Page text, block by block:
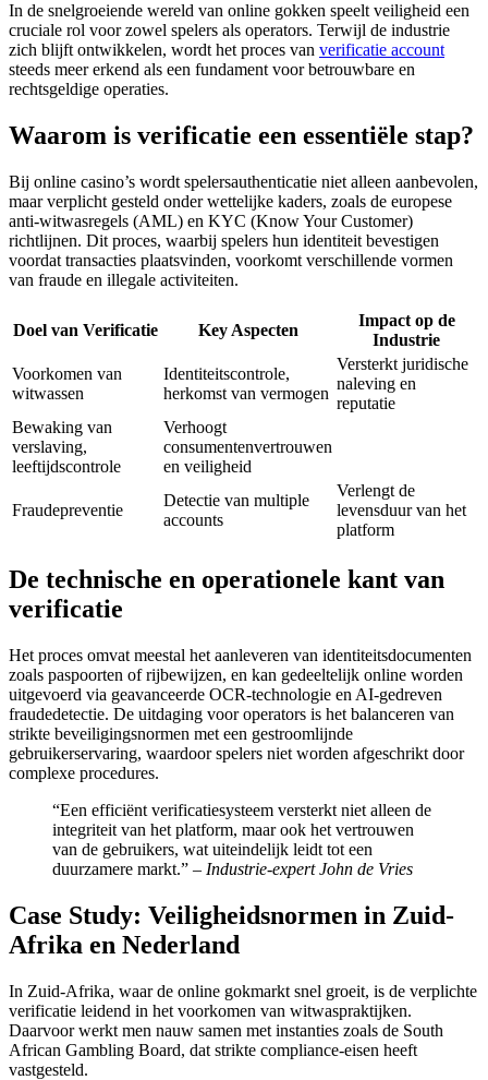
In de snelgroeiende wereld van online gokken speelt veiligheid een
cruciale rol voor zowel spelers als operators. Terwijl de industrie
zich blijft ontwikkelen, wordt het proces van verificatie account
steeds meer erkend als een fundament voor betrouwbare en
rechtsgeldige operaties.
Waarom is verificatie een essentiële stap?
Bij online casino’s wordt spelersauthenticatie niet alleen aanbevolen,
maar verplicht gesteld onder wettelijke kaders, zoals de europese
anti-witwasregels (AML) en KYC (Know Your Customer)
richtlijnen. Dit proces, waarbij spelers hun identiteit bevestigen
voordat transacties plaatsvinden, voorkomt verschillende vormen
van fraude en illegale activiteiten.
Doel van Verificatie Key Aspecten
Impact op de
Industrie
Voorkomen van
witwassen
Identiteitscontrole,
herkomst van vermogen
Versterkt juridische
naleving en
reputatie
Bewaking van
verslaving,
leeftijdscontrole
Verhoogt
consumentenvertrouwen
en veiligheid
Fraudepreventie
Detectie van multiple
accounts
Verlengt de
levensduur van het
platform
De technische en operationele kant van
verificatie
Het proces omvat meestal het aanleveren van identiteitsdocumenten
zoals paspoorten of rijbewijzen, en kan gedeeltelijk online worden
uitgevoerd via geavanceerde OCR-technologie en AI-gedreven
fraudedetectie. De uitdaging voor operators is het balanceren van
strikte beveiligingsnormen met een gestroomlijnde
gebruikerservaring, waardoor spelers niet worden afgeschrikt door
complexe procedures.
“Een efficiënt verificatiesysteem versterkt niet alleen de
integriteit van het platform, maar ook het vertrouwen
van de gebruikers, wat uiteindelijk leidt tot een
duurzamere markt.” – Industrie-expert John de Vries
Case Study: Veiligheidsnormen in Zuid-
Afrika en Nederland
In Zuid-Afrika, waar de online gokmarkt snel groeit, is de verplichte
verificatie leidend in het voorkomen van witwaspraktijken.
Daarvoor werkt men nauw samen met instanties zoals de South
African Gambling Board, dat strikte compliance-eisen heeft
vastgesteld.